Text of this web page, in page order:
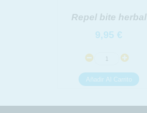
Repel bite herbal
9,95 €